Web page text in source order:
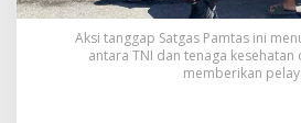
Aksi tanggap Satgas Pamtas ini
antara TNI dan tenaga
memberikan